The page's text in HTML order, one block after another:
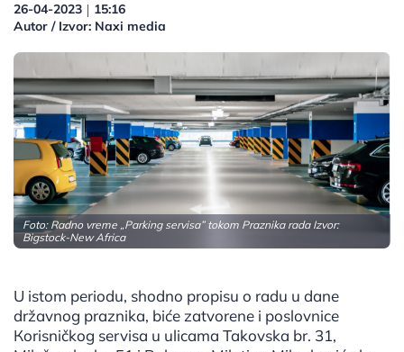
26-04-2023 | 15:16
Autor / Izvor: Naxi media
Foto: Radno vreme „Parking servisa” tokom Praznika rada Izvor:
Bigstock-New Africa
U istom periodu, shodno propisu o radu u dane
državnog praznika, biće zatvorene i poslovnice
Кorisničkog servisa u ulicama Takovska br. 31,